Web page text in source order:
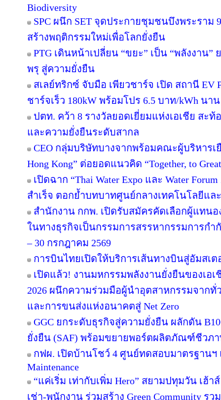
Biodiversity
SPC ผนึก SET จุดประกายชุมชนบึงพระรา
สร้างพฤติกรรมใหม่เพื่อโลกยั่งยืน
PTG เดินหน้าเปลี่ยน “ขยะ” เป็น “พลังงา
พรุ สู่ความยั่งยืน
สเลย์ทริกซ์ จับมือ เพียวชาร์จ เปิด สถานี EV
ชาร์จเร็ว 180kW พร้อมโปร 6.5 บาท/kWh นา
ปตท. คว้า 8 รางวัลยอดเยี่ยมแห่งเอเชีย สะ
และความยั่งยืนระดับสากล
CEO กลุ่มบริษัทบางจากพร้อมคณะผู้บริหารเ
Hong Kong” ต่อยอดแนวคิด “Together, to
เปิดฉาก “Thai Water Expo และ Water
สำเร็จ ตอกย้ำบทบาทศูนย์กลางเทคโนโลยีแ
สำนักงาน กกพ. เปิดรับสมัครคัดเลือกผู้แทน
ในทางธุรกิจเป็นกรรมการสรรหากรรมการกำ
– 30 กรกฎาคม 2569
การบินไทยเปิดให้บริการเส้นทางบินสู่อัมสเต
เปิดแล้ว! งานมหกรรมพลังงานยั่งยืนของเอเชี
2026 ผนึกความร่วมมือผู้นำอุตสาหกรรมจาก
และการขนส่งแห่งอนาคตสู่ Net Zero
GGC ยกระดับธุรกิจสู่ความยั่งยืน ผลักดัน
ยั่งยืน (SAF) พร้อมขยายพอร์ตผลิตภัณฑ์ชีวภา
กฟผ. เปิดบ้านโชว์ 4 ศูนย์ทดสอบมาตรฐานฯ
Maintenance
“แค่เริ่ม เท่ากับเพิ่ม Hero” สยามปทุมวัน เฮ้าส์
เช่า-พนักงาน ร่วมสร้าง Green Community ร